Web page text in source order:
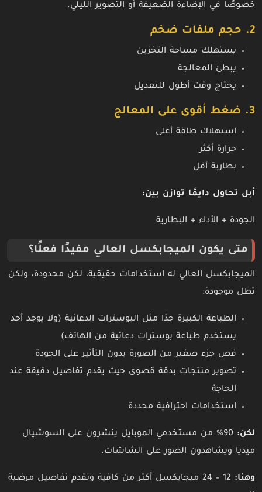
خصوصًا في الإضاءة الضعيفة أو التصوير الليلي.
2. حجم ملفات ضخم
يستهلك مساحة التخزين
يبطئ المعالجة
يحتاج وقت أطول للتعديل
3. ضغط أقوى على المعالج
استهلاك طاقة أعلى
حرارة أكثر
بطارية أقل
أبل تحاول دايمًا توازن بين:
الجودة + الأداء + البطارية
متى يكون الميجابكسل العالي مفيدًا فعلًا؟
الميجابكسل العالي له استخدامات حقيقية، لكن محدودة، ولكن
تظل موجودة:
الطباعة الكبيرة جدًا مثل البوسترات الدعائية (ولا يوجد أحد
يستخدم طباعة بوسترات دعائية من الهاتف)
قص جزء صغير من الصورة بدون التأثير على الجودة
تصوير منتجات بدقة قصوى حيث يقدم تفاصيل دقيقة عند
الحاجة
استخدامات احترافية محددة
لكن:
90% من مستخدمي الموبايل ينشرون على السوشيال
ميديا ويشاهدون الصور على الشاشات.
وهنا:
12 – 24 ميجابكسل أكثر من كافية وتقدم تفاصيل مرضية